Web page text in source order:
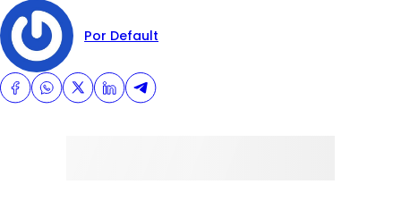
Por Default